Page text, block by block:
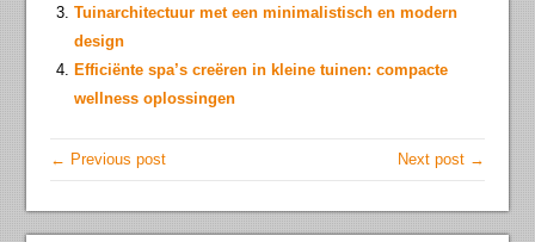
Tuinarchitectuur met een minimalistisch en modern
design
Efficiënte spa’s creëren in kleine tuinen: compacte
wellness oplossingen
← Previous post Next post →